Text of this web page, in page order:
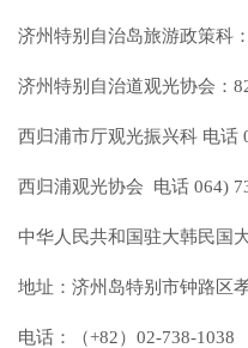
济州特别自治岛旅游政策科
济州特别自治道观光协会：
西归浦市厅观光振兴科 电话
西归浦观光协会 电话 064)
中华人民共和国驻大韩民国
地址：济州岛特别市钟路区
电话：（+82）02-738-1038